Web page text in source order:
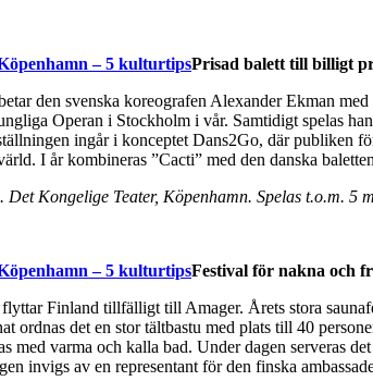
Prisad balett till billigt
den svenska koreografen Alexander Ekman
Operan i Stockholm i vår. Samtidigt spelas
ingår i konceptet Dans2Go, där publiken
I år kombineras ”Cacti” med den danska
Det Kongelige Teater, Köpenhamn. Spelas t.o.m. 5
Festival för nakna och
Finland tillfälligt till Amager. Årets stora
ordnas det en stor tältbastu med plats till 40
med varma och kalla bad. Under dagen serveras
invigs av en representant för den finska